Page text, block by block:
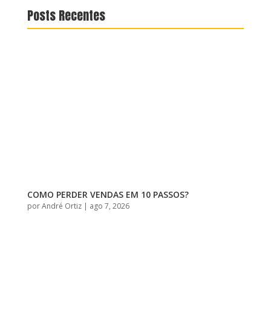
Posts Recentes
COMO PERDER VENDAS EM 10 PASSOS?
porAndré Ortiz| ago 7, 2026